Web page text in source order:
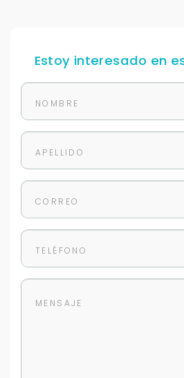
Estoy interesado en